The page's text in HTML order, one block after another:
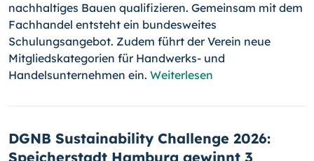
nachhaltiges Bauen qualifizieren. Gemeinsam mit dem
Fachhandel entsteht ein bundesweites
Schulungsangebot. Zudem führt der Verein neue
Mitgliedskategorien für Handwerks- und
Handelsunternehmen ein. Weiterlesen
DGNB Sustainability Challenge 2026:
Speicherstadt Hamburg gewinnt 3